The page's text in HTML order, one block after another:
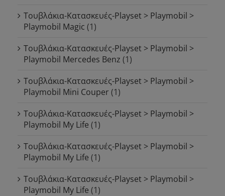
Τουβλάκια-Κατασκευές-Playset > Playmobil >
Playmobil Magic (1)
Τουβλάκια-Κατασκευές-Playset > Playmobil >
Playmobil Mercedes Benz (1)
Τουβλάκια-Κατασκευές-Playset > Playmobil >
Playmobil Mini Couper (1)
Τουβλάκια-Κατασκευές-Playset > Playmobil >
Playmobil My Life (1)
Τουβλάκια-Κατασκευές-Playset > Playmobil >
Playmobil My Life (1)
Τουβλάκια-Κατασκευές-Playset > Playmobil >
Playmobil My Life (1)